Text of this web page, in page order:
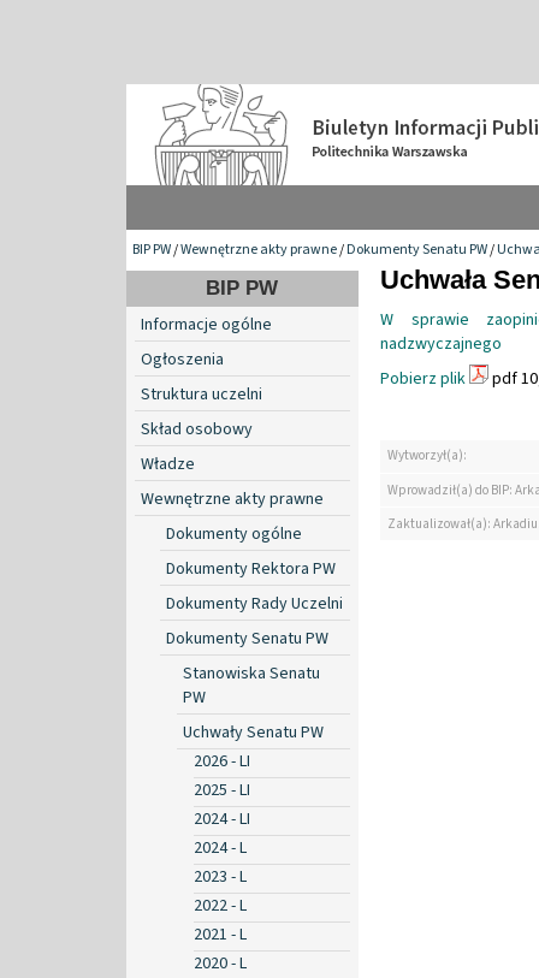
BIP PW/Wewnętrzne akty prawne/Dokumenty Senatu PW/
BIP PW
Informacje ogólne
Ogłoszenia
Struktura uczelni
Skład osobowy
Władze
Wewnętrzne akty prawne
Dokumenty ogólne
Dokumenty Rektora PW
Dokumenty Rady Uczelni
Dokumenty Senatu PW
Stanowiska Senatu
PW
Uchwały Senatu PW
2026 - LI
2025 - LI
2024 - LI
2024 - L
2023 - L
2022 - L
2021 - L
2020 - L
Uchwała
W sprawie
nadzwyczajnego
Pobierz plik
pdf
Wytworzył(a):
Wprowadził(a) do BIP:
Zaktualizował(a):